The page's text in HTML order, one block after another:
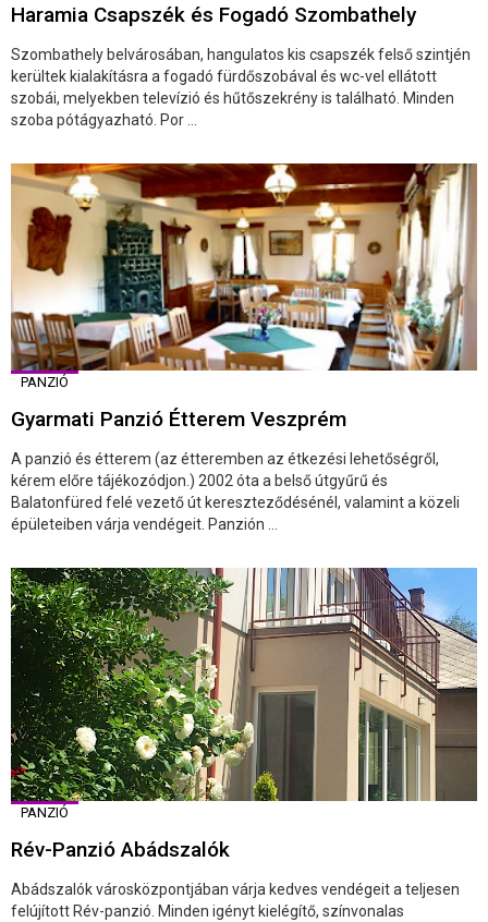
Haramia Csapszék és Fogadó Szombathely
Szombathely belvárosában, hangulatos kis csapszék felső szintjén
kerültek kialakításra a fogadó fürdőszobával és wc-vel ellátott
szobái, melyekben televízió és hűtőszekrény is található. Minden
szoba pótágyazható. Por ...
PANZIÓ
Gyarmati Panzió Étterem Veszprém
A panzió és étterem (az étteremben az étkezési lehetőségről,
kérem előre tájékozódjon.) 2002 óta a belső útgyűrű és
Balatonfüred felé vezető út kereszteződésénél, valamint a közeli
épületeiben várja vendégeit. Panzión ...
PANZIÓ
Rév-Panzió Abádszalók
Abádszalók városközpontjában várja kedves vendégeit a teljesen
felújított Rév-panzió. Minden igényt kielégítő, színvonalas